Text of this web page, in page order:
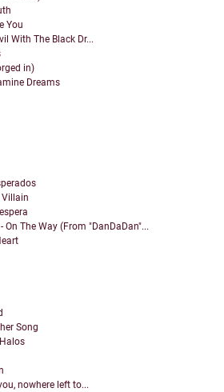
You
With The Black Dr...
in)
Dreams
Villain
On The Way (From "DanDaDan"...
Song
nowhere left to...